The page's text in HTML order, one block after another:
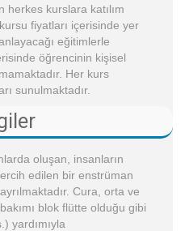
kurslara katılım
fiyatları içerisinde yer
eğitimlerle
öğrencinin kişisel
Her kurs
sunulmaktadır.
oluşan, insanların
edilen bir enstrüman
Cura, orta ve
blok flütte olduğu gibi
yardımıyla